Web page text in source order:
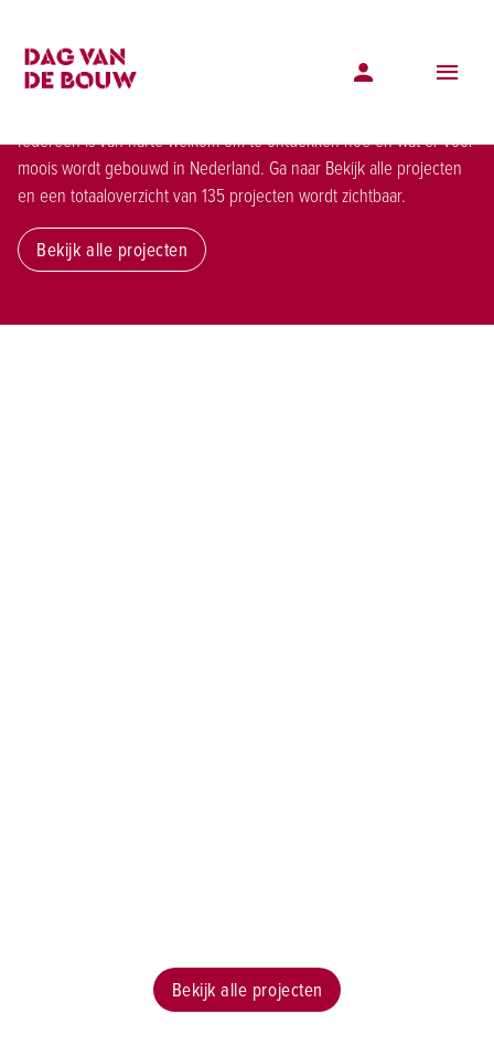
Dag van de Bouw
Iedereen is van harte welkom om te ontdekken hoe en wat er voor
moois wordt gebouwd in Nederland. Ga naar Bekijk alle projecten
en een totaaloverzicht van 135 projecten wordt zichtbaar.
Bekijk alle projecten
Bekijk alle projecten